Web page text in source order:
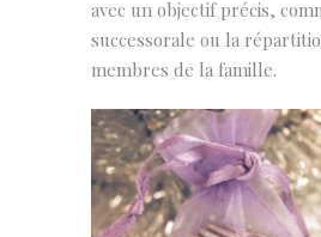
avec un objectif précis,
successorale ou la
membres de la famille.